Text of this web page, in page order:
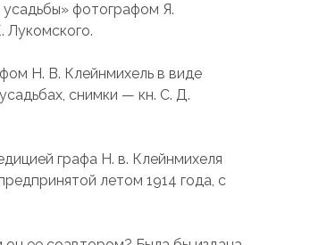
усадьбы» фотографом Я.
Лукомского.
Н. В. Клейнмихель в виде
снимки — кн. С. Д.
графа Н. в. Клейнмихеля
летом 1914 года, с